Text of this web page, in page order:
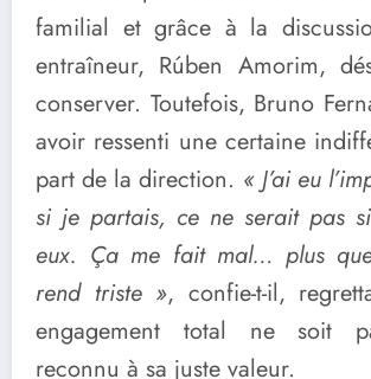
familial et grâce à la
entraîneur, Rúben Amorim,
conserver. Toutefois, Bruno
avoir ressenti une certaine
part de la direction. « J’ai eu
si je partais, ce ne serait pas
eux. Ça me fait mal… plus
rend triste », confie-t-il,
engagement total ne soit
reconnu à sa juste valeur.